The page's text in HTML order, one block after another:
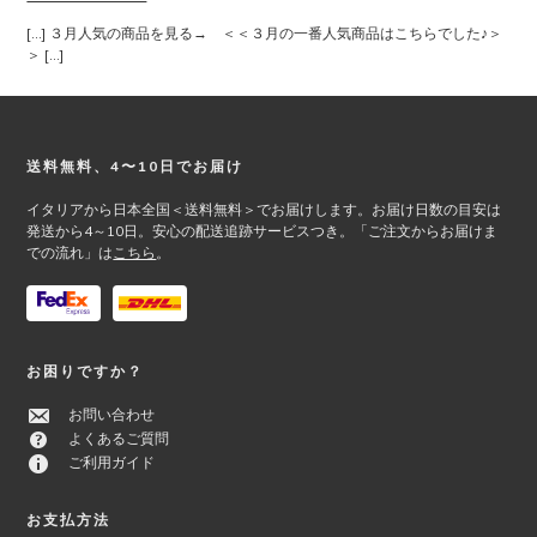
[…] ３月人気の商品を見る→ ＜＜３月の一番人気商品はこちらでした♪＞
＞ […]
Footer
送料無料、4〜10日でお届け
イタリアから日本全国＜送料無料＞でお届けします。お届け日数の目安は
発送から4～10日。安心の配送追跡サービスつき。「ご注文からお届けま
での流れ」はこちら 。
お困りですか？
お問い合わせ
よくあるご質問
ご利用ガイド
お支払方法